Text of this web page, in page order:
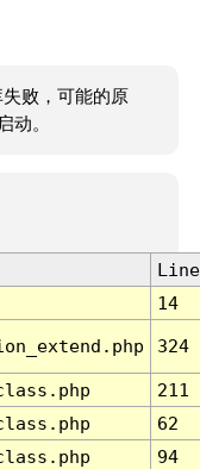
败，可能的原
动。
Line
14
324
211
62
94